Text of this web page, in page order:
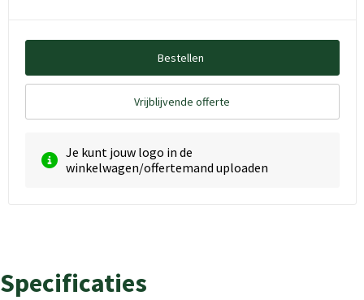
Bestellen
Vrijblijvende offerte
Je kunt jouw logo in de
winkelwagen/offertemand uploaden
Specificaties